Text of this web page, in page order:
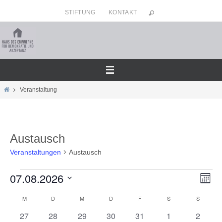
Inhalt
springen
STIFTUNG KONTAKT
HomeVeranstaltung
Austausch
Veranstaltungen Austausch
Veranstaltungen
Monat
07.08.2026
Kalender
von
MMONTAG D DIENSTAGM MITTWOCH
DDONNERSTAG
FFREITAG S SAMSTAGS
0
27
0
28
0
29
0
30
0
31
0
1
0
2